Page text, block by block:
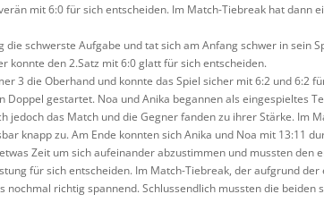
mit 6:0 für sich entscheiden. Im Match-Tiebreak hat dann
schwerste Aufgabe und tat sich am Anfang schwer in sein
konnte den 2.Satz mit 6:0 glatt für sich entscheiden.
3 die Oberhand und konnte das Spiel sicher mit 6:2 und 6:2
Doppel gestartet. Noa und Anika begannen als eingespieltes
jedoch das Match und die Gegner fanden zu ihrer Stärke. Im
knapp zu. Am Ende konnten sich Anika und Noa mit 13:11
Zeit um sich aufeinander abzustimmen und mussten den
für sich entscheiden. Im Match-Tiebreak, der aufgrund der
richtig spannend. Schlussendlich mussten die beiden